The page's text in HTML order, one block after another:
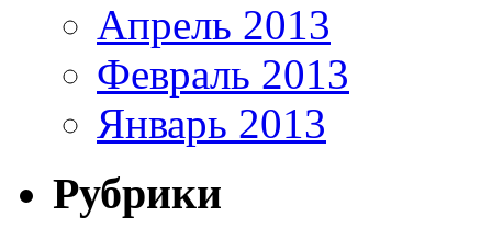
Апрель 2013
Февраль 2013
Январь 2013
Рубрики